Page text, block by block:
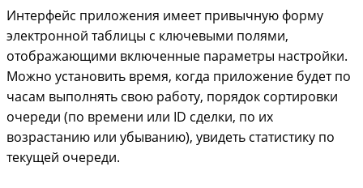
Интерфейс приложения имеет привычную форму
электронной таблицы с ключевыми полями,
отображающими включенные параметры настройки.
Можно установить время, когда приложение будет по
часам выполнять свою работу, порядок сортировки
очереди (по времени или ID сделки, по их
возрастанию или убыванию), увидеть статистику по
текущей очереди.